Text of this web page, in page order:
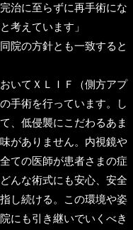
治に至らずに再手術にな
考えています」
院の方針とも一致すると
いてＸＬＩＦ（側方アプ
手術を行っています。し
、低侵襲にこだわるあま
がありません。内視鏡や
ての医師が患者さまの症
んな術式にも安心、安全
し続ける。この環境や姿
にも引き継いでいくべき